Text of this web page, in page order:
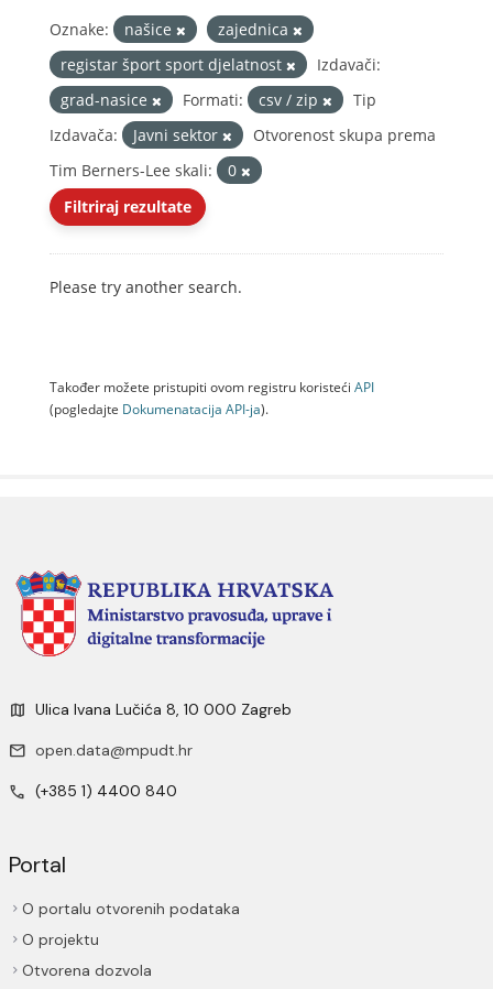
Oznake: našice
zajednica
registar šport sport djelatnost
Izdavači:
grad-nasice
Formati: csv / zip
Tip
Izdavača:
Javni sektor
Otvorenost skupa prema
Tim Berners-Lee skali:
0
Filtriraj rezultate
Please try another search.
Također možete pristupiti ovom registru koristeći API
(pogledajte Dokumenаtаcijа API-jа).